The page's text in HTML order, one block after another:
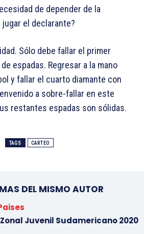
de depender de la
el declarante?
Sólo debe fallar el primer
espadas. Regresar a la mano
y fallar el cuarto diamante con
a sobre-fallar en este
restantes espadas son sólidas.
TAGS CARTEO
MAS DEL MISMO AUTOR
Juvenil Sudamericano 2020